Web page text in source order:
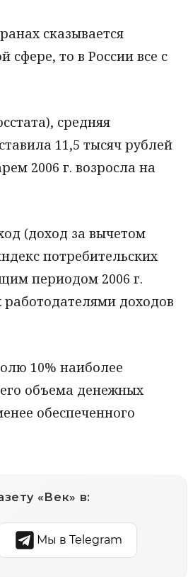
сказывается
то в России все с
средняя
11,5 тысяч рублей
2006 г. возросла на
(доход за вычетом
потребительских
периодом 2006 г.
доходов
10% наиболее
объема денежных
обеспеченного
«Век» в:
Мы в Telegram